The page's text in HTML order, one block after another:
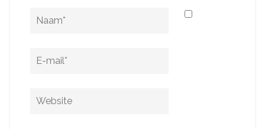
Naam
E-
Website